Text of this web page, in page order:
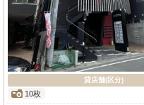
貸店舗(区分)
10枚